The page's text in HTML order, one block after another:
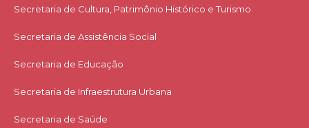
Secretaria de Cultura, Patrimônio Histórico e Turismo
Secretaria de Assistência Social
Secretaria de Educação
Secretaria de Infraestrutura Urbana
Secretaria de Saúde